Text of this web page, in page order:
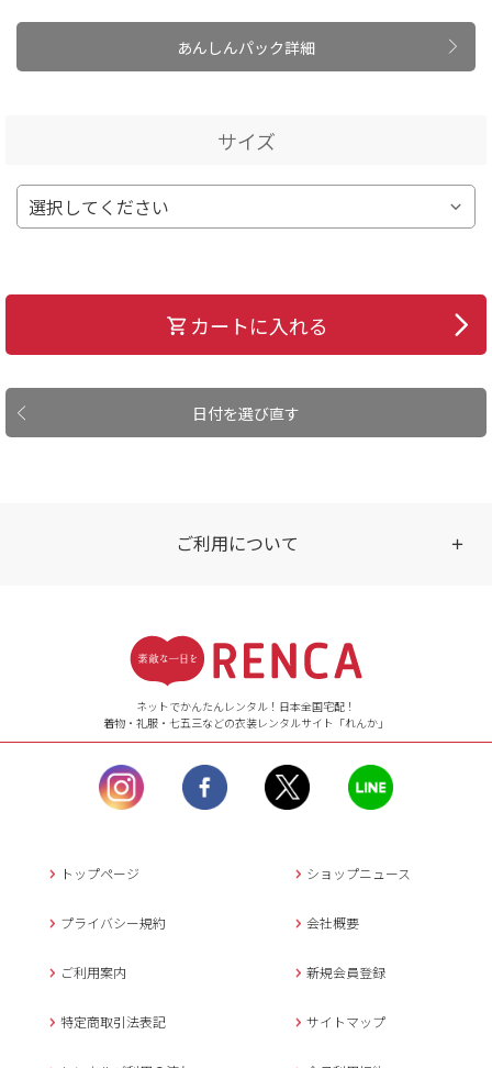
あんしんパック詳細
サイズ
日付を選び直す
カートに入れる
ご利用について
【ご注文（インターネット）】
24時間年中無休
【お問い合わせ窓口（メー
ル）】10:00~17:00
土曜日、日曜日、臨
時休業日を除く。
営業時間外にいただ
返信させていただきま
年末年始、大型連休
メールでのお問い合わせ
ネットでかんたんレンタル！日本全国宅配！
着物・礼服・七五三などの衣装レンタルサイト「れんか」
トップページ ショップニュース
プライバシー規約 会社概要
ご利用案内 新規会員登録
特定商取引法表記 サイトマップ